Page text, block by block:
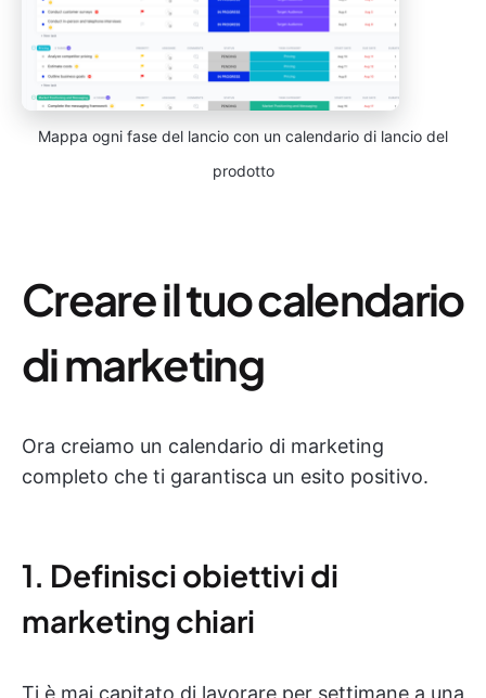
Mappa ogni fase del lancio con un calendario di lancio del
prodotto
Creare il tuo calendario
di marketing
Ora creiamo un calendario di marketing
completo che ti garantisca un esito positivo.
1. Definisci obiettivi di
marketing chiari
Ti è mai capitato di lavorare per settimane a una